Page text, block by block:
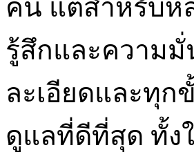
คน แต่สำหรับห
รู้สึกและความมั่
ละเอียดและทุก
ดูแลที่ดีที่สุด ทั้